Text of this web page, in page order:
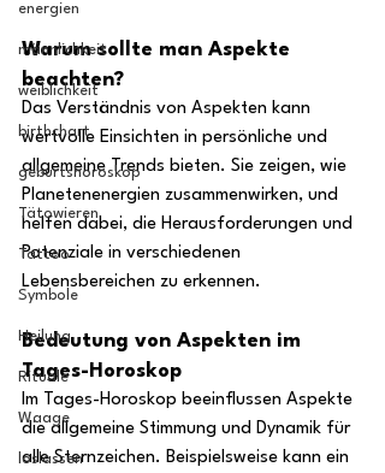
energien
männlichkeit
weiblichkeit
birthchart
geburtshoroskop
Tätowieren
Tattoo
Symbole
Heilung
Rituale
Waage
loslassen
Warum sollte man Aspekte
beachten?
Das Verständnis von Aspekten kann
wertvolle Einsichten in persönliche und
allgemeine Trends bieten. Sie zeigen, wie
Planetenenergien zusammenwirken, und
helfen dabei, die Herausforderungen und
Potenziale in verschiedenen
Lebensbereichen zu erkennen.
Bedeutung von Aspekten im
Tages-Horoskop
Im Tages-Horoskop beeinflussen Aspekte
die allgemeine Stimmung und Dynamik für
alle Sternzeichen. Beispielsweise kann ein